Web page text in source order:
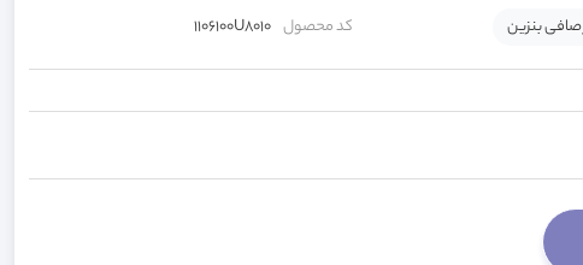
صافی بنزین کد محصول 1106100U8010